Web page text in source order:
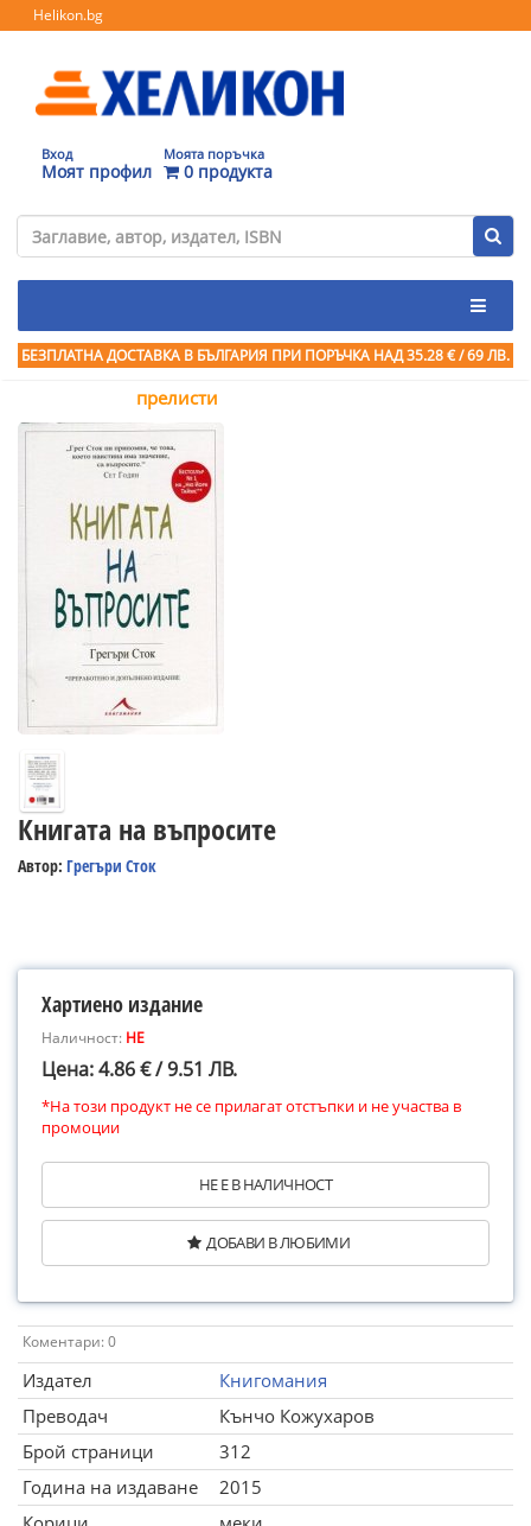
Helikon.bg
Вход
Моят профил
Моята поръчка
0 продукта
БЕЗПЛАТНА ДОСТАВКА В БЪЛГАРИЯ ПРИ ПОРЪЧКА НАД 35.28 € / 69 ЛВ.
прелисти
Книгата на въпросите
Автор: Грегъри Сток
Хартиено издание
Наличност: НЕ
Цена: 4.86 € / 9.51 ЛВ.
*На този продукт не се прилагат отстъпки и не участва в
промоции
НЕ Е В НАЛИЧНОСТ
ДОБАВИ В ЛЮБИМИ
Коментари: 0
Издател
Книгомания
Преводач
Кънчо Кожухаров
Брой страници
312
Година на издаване
2015